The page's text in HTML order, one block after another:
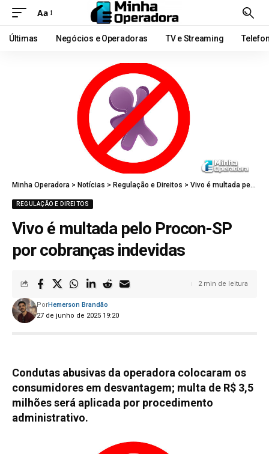
Aa
Últimas Negócios e Operadoras TV e Streaming
Minha Operadora > Notícias > Regulação e Direitos > Vivo é multada pelo Procon-SP por cobranças indevidas
REGULAÇÃO E DIREITOS
Vivo é multada pelo Procon-SP
por cobranças indevidas
27 de junho de 2025 19:20
PorHemerson Brandão
2 min de leitura
Condutas abusivas da operadora colocaram os
consumidores em desvantagem; multa de R$ 3,5
milhões será aplicada por procedimento
administrativo.